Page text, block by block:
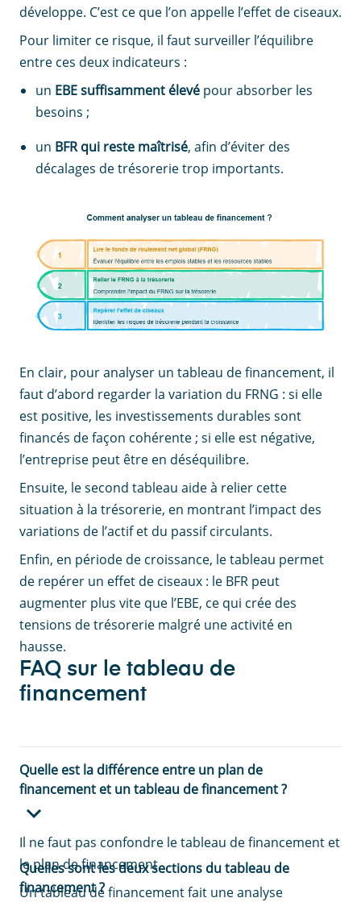
développe. C’est ce que l’on appelle l’effet de ciseaux.
Pour limiter ce risque, il faut surveiller l’équilibre
entre ces deux indicateurs :
un EBEsuffisamment élevé pour absorber les
besoins ;
un BFR qui reste maîtrisé, afin d’éviter des
décalages de trésorerie trop importants.
En clair, pour analyser un tableau de financement, il
faut d’abord regarder la variation du FRNG : si elle
est positive, les investissements durables sont
financés de façon cohérente ; si elle est négative,
l’entreprise peut être en déséquilibre.
Ensuite, le second tableau aide à relier cette
situation à la trésorerie, en montrant l’impact des
variations de l’actif et du passif circulants.
Enfin, en période de croissance, le tableau permet
de repérer un effet de ciseaux : le BFR peut
augmenter plus vite que l’EBE, ce qui crée des
tensions de trésorerie malgré une activité en
hausse.
FAQ sur le tableau de
financement
Quelle est la différence entre un plan de
financement et un tableau de financement ?
Il ne faut pas confondre le tableau de financement et
le plan de financement.
Un tableau de financement fait une analyse
Quelles sont les deux sections du tableau de
financement ?